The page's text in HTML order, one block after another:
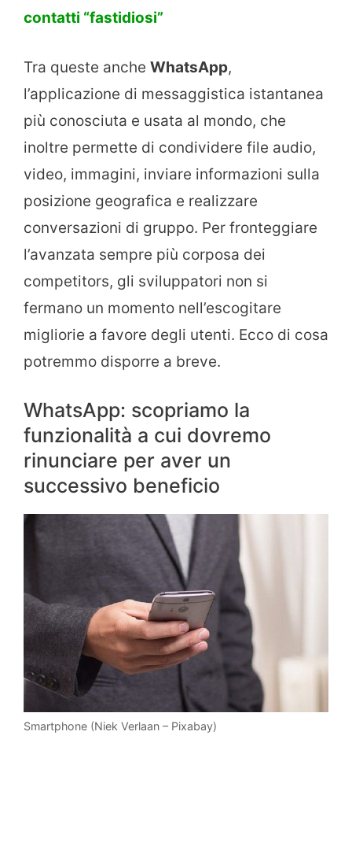
contatti “fastidiosi”
Tra queste anche WhatsApp,
l’applicazione di messaggistica istantanea
più conosciuta e usata al mondo, che
inoltre permette di condividere file audio,
video, immagini, inviare informazioni sulla
posizione geografica e realizzare
conversazioni di gruppo. Per fronteggiare
l’avanzata sempre più corposa dei
competitors, gli sviluppatori non si
fermano un momento nell’escogitare
migliorie a favore degli utenti. Ecco di cosa
potremmo disporre a breve.
WhatsApp: scopriamo la
funzionalità a cui dovremo
rinunciare per aver un
successivo beneficio
Smartphone (Niek Verlaan – Pixabay)